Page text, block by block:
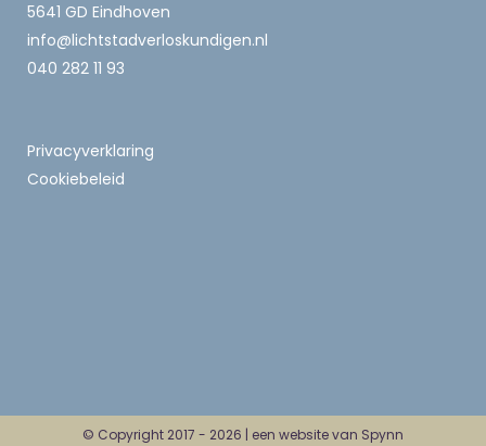
5641 GD Eindhoven
info@lichtstadverloskundigen.nl
040 282 11 93
Privacyverklaring
Cookiebeleid
© Copyright 2017 - 2026 | een website van Spynn